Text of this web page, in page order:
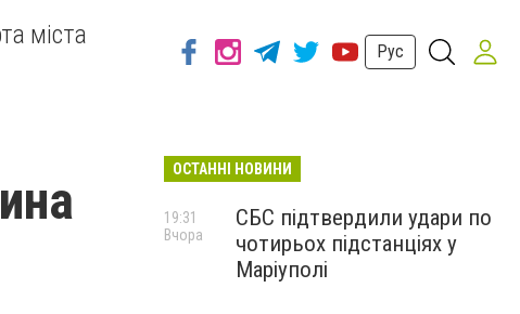
міста
Рус
ОСТАННІ НОВИНИ
СБС підтвердили удари по
чотирьох підстанціях у
Маріуполі
19:31
Вчора